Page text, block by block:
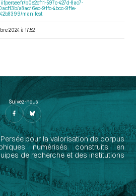
b0e2cf11-597c-427d-8ac7-
a8ac16ec-91fc-4bcc-9f1e-
manifest
2024 à 17:52
Suivez-nous
pour la valorisation de corpus
numérisés construits en
de recherche et des institutions